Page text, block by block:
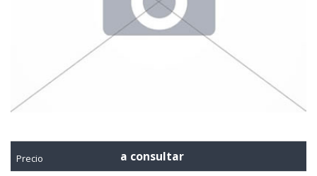
Precio a consultar